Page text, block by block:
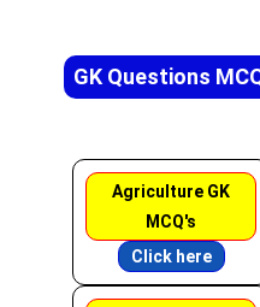
GK Questions
Agriculture GK
MCQ's
Click here